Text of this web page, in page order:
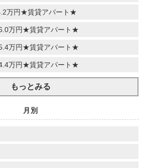
万円★賃貸アパート★
万円★賃貸アパート★
万円★賃貸アパート★
万円★賃貸アパート★
もっとみる
月別